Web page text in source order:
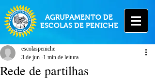
AGRUPAMENTO DE
ESCOLAS DE PENICHE
Rede de partilhas
escolaspeniche
3 de jun. 1 min de leitura